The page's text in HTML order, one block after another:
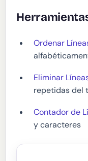
Ordenar
Eliminar
repetidas del
Contador de
y caracteres